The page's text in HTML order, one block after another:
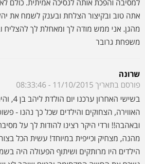
בשישי
האווירה, הצחוקים והילדים שכל כך נהנו -
ובאהבה!! ורדי היקר רצינו להודות לך על
מהנה, מצחיק וכייפית במיוחד! עשית הכל
נשכח את החוויה המקסימה ובטוח שיהב לא
שמח!
פורסם בתאריך 16/08/2015 - 15:05:22
ורדינון אתה מקסים, מוכשר, רגיש והילדים
בלתי רגילה. כבר חגגתי להם כמה פעמים עם